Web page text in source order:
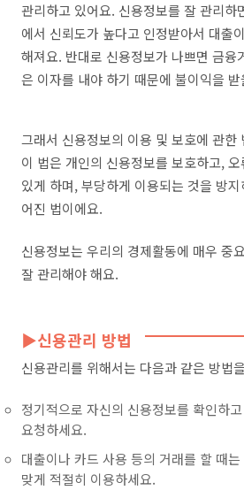
관리하고 있어요. 신용정보를 잘 관리하
에서 신뢰도가 높다고 인정받아서 대출
해져요. 반대로 신용정보가 나쁘면 금융
은 이자를 내야 하기 때문에 불이익을
그래서 신용정보의 이용 및 보호에 관한
이 법은 개인의 신용정보를 보호하고,
있게 하며, 부당하게 이용되는 것을 방
어진 법이에요.
신용정보는 우리의 경제활동에 매우 중
잘 관리해야 해요.
▶신용관리 방법
신용관리를 위해서는 다음과 같은 방법
정기적으로 자신의 신용정보를 확인하
요청하세요.
대출이나 카드 사용 등의 거래를 할 때
맞게 적절히 이용하세요.